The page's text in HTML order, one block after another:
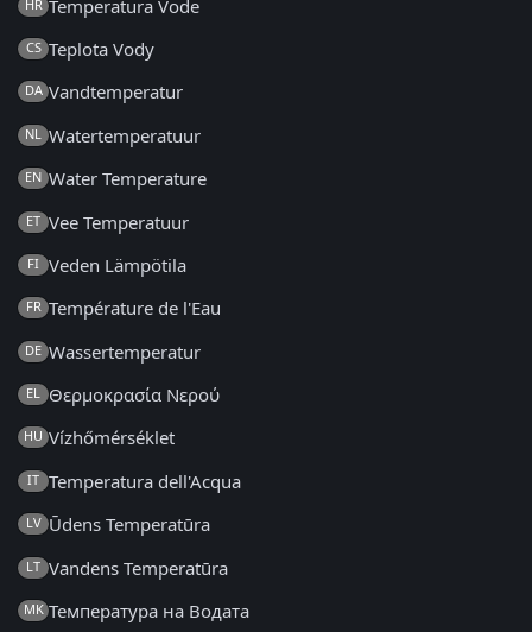
HR Temperatura Vode
CS Teplota Vody
DA Vandtemperatur
NL Watertemperatuur
EN Water Temperature
ET Vee Temperatuur
FI Veden Lämpötila
FR Température de l'Eau
DE Wassertemperatur
EL Θερμοκρασία Νερού
HU Vízhőmérséklet
IT Temperatura dell'Acqua
LV Ūdens Temperatūra
LT Vandens Temperatūra
MK Температура на Водата